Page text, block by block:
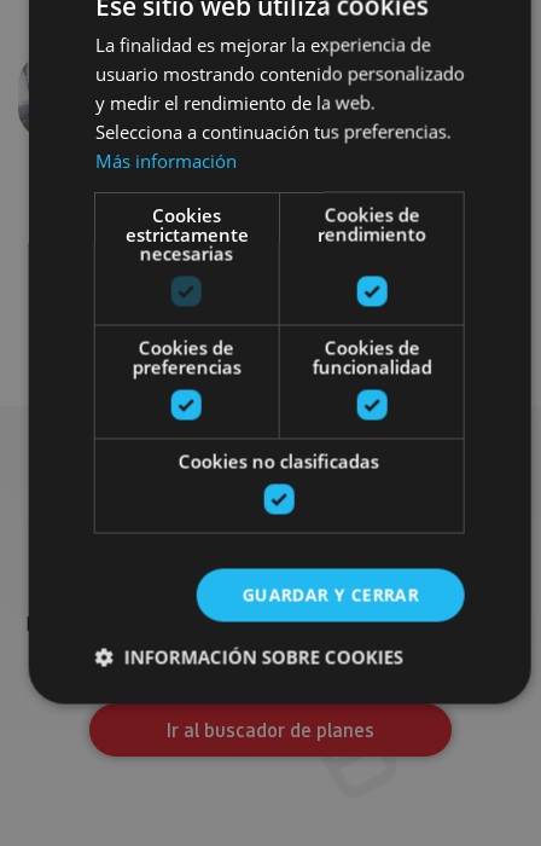
Anterior
Visitas guiadas Aire
Busca más planes
Encuentra planes y sugerencias para completar tu viaje en
Navarra: actividades organizadas, visitas y los eventos más
destados de la agenda.
Ir al buscador de planes
La finalidad es mejorar la experiencia de
usuario mostrando contenido personalizado
y medir el rendimiento de la web.
Selecciona a continuación tus preferencias.
Más información
Cookies
estrictamente
necesarias
Cookies de
rendimiento
Cookies de
preferencias
Cookies de
funcionalidad
Cookies no clasificadas
GUARDAR Y CERRAR
INFORMACIÓN SOBRE COOKIES
Cookies estrictamente necesarias